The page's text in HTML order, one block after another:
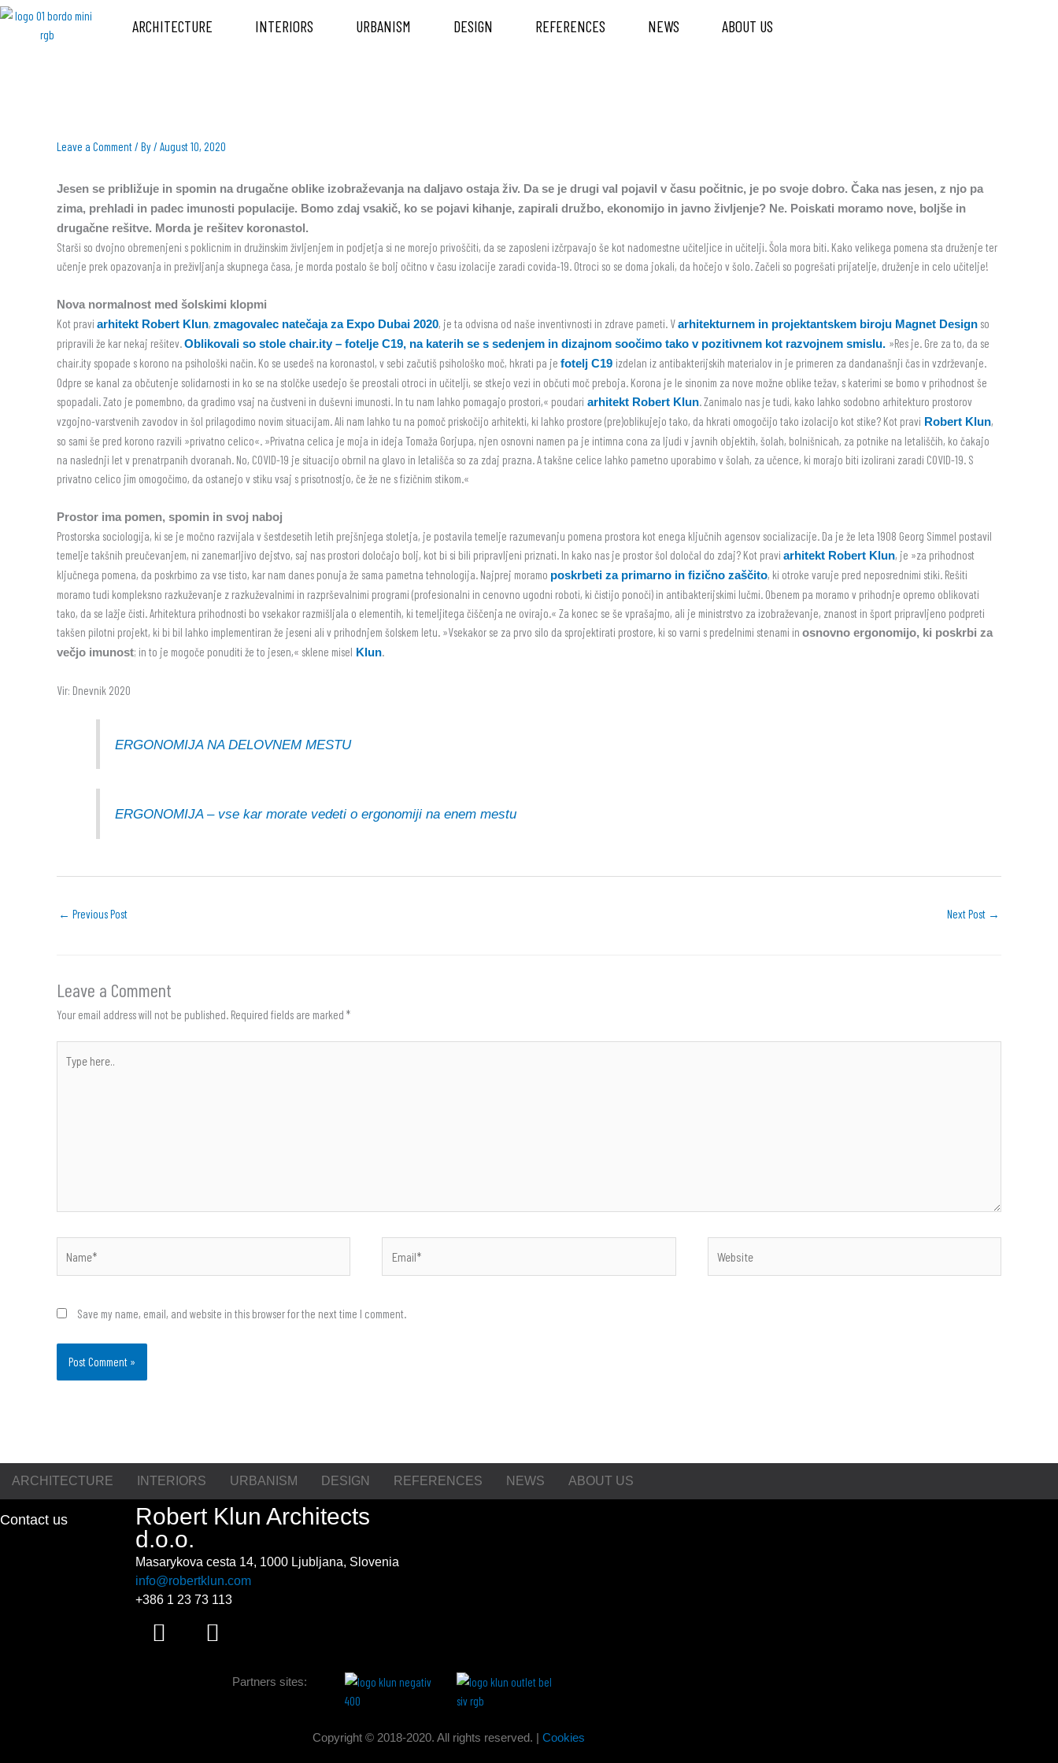
Skip
ARCHITECTURE INTERIORS URBANISM DESIGN REFERENCES NEWS ABOUT US
Leave a Comment/ By/ August 10, 2020
Jesen se približuje in spomin na drugačne oblike izobraževanja na daljavo ostaja živ. Da se je drugi val pojavil v času počitnic, je po svoje dobro. Čaka nas jesen, z njo pa
zima, prehladi in padec imunosti populacije. Bomo zdaj vsakič, ko se pojavi kihanje, zapirali družbo, ekonomijo in javno življenje? Ne. Poiskati moramo nove, boljše in
drugačne rešitve. Morda je rešitev koronastol.
Starši so dvojno obremenjeni s poklicnim in družinskim življenjem in podjetja si ne morejo privoščiti, da se zaposleni izčrpavajo še kot nadomestne učiteljice in učitelji. Šola mora biti. Kako velikega pomena sta druženje ter
učenje prek opazovanja in preživljanja skupnega časa, je morda postalo še bolj očitno v času izolacije zaradi covida-19. Otroci so se doma jokali, da hočejo v šolo. Začeli so pogrešati prijatelje, druženje in celo učitelje!
Nova normalnost med šolskimi klopmi
Kot pravi arhitekt Robert Klun, zmagovalec natečaja za Expo Dubai 2020, je ta odvisna od naše inventivnosti in zdrave pameti. Varhitekturnem in projektantskem biroju Magnet Design so
pripravili že kar nekaj rešitev.Oblikovali so stole chair.ity – fotelje C19, na katerih se s sedenjem in dizajnom soočimo tako v pozitivnem kot razvojnem smislu. »Res je. Gre za to, da se
chair.ity spopade s korono na psihološki način. Ko se usedeš na koronastol, v sebi začutiš psihološko moč, hkrati pa je fotelj C19 izdelan iz antibakterijskih materialov in je primeren za dandanašnji čas in vzdrževanje.
Odpre se kanal za občutenje solidarnosti in ko se na stolčke usedejo še preostali otroci in učitelji, se stkejo vezi in občuti moč preboja. Korona je le sinonim za nove možne oblike težav, s katerimi se bomo v prihodnost še
spopadali. Zato je pomembno, da gradimo vsaj na čustveni in duševni imunosti. In tu nam lahko pomagajo prostori,« poudari arhitekt Robert Klun. Zanimalo nas je tudi, kako lahko sodobno arhitekturo prostorov
vzgojno-varstvenih zavodov in šol prilagodimo novim situacijam. Ali nam lahko tu na pomoč priskočijo arhitekti, ki lahko prostore (pre)oblikujejo tako, da hkrati omogočijo tako izolacijo kot stike? Kot pravi Robert Klun,
so sami še pred korono razvili »privatno celico«. »Privatna celica je moja in ideja Tomaža Gorjupa, njen osnovni namen pa je intimna cona za ljudi v javnih objektih, šolah, bolnišnicah, za potnike na letališčih, ko čakajo
na naslednji let v prenatrpanih dvoranah. No, COVID-19 je situacijo obrnil na glavo in letališča so za zdaj prazna. A takšne celice lahko pametno uporabimo v šolah, za učence, ki morajo biti izolirani zaradi COVID-19. S
privatno celico jim omogočimo, da ostanejo v stiku vsaj s prisotnostjo, če že ne s fizičnim stikom.«
Prostor ima pomen, spomin in svoj naboj
Prostorska sociologija, ki se je močno razvijala v šestdesetih letih prejšnjega stoletja, je postavila temelje razumevanju pomena prostora kot enega ključnih agensov socializacije. Da je že leta 1908 Georg Simmel postavil
temelje takšnih preučevanjem, ni zanemarljivo dejstvo, saj nas prostori določajo bolj, kot bi si bili pripravljeni priznati. In kako nas je prostor šol določal do zdaj? Kot pravi arhitekt Robert Klun, je »za prihodnost
ključnega pomena, da poskrbimo za vse tisto, kar nam danes ponuja že sama pametna tehnologija. Najprej moramo poskrbeti za primarno in fizično zaščito, ki otroke varuje pred neposrednimi stiki. Rešiti
moramo tudi kompleksno razkuževanje z razkuževalnimi in razprševalnimi programi (profesionalni in cenovno ugodni roboti, ki čistijo ponoči) in antibakterijskimi lučmi. Obenem pa moramo v prihodnje opremo oblikovati
tako, da se lažje čisti. Arhitektura prihodnosti bo vsekakor razmišljala o elementih, ki temeljitega čiščenja ne ovirajo.« Za konec se še vprašajmo, ali je ministrstvo za izobraževanje, znanost in šport pripravljeno podpreti
takšen pilotni projekt, ki bi bil lahko implementiran že jeseni ali v prihodnjem šolskem letu. »Vsekakor se za prvo silo da sprojektirati prostore, ki so varni s predelnimi stenami in osnovno ergonomijo, ki poskrbi za
večjo imunost; in to je mogoče ponuditi že to jesen,« sklene misel Klun.
Vir: Dnevnik 2020
ERGONOMIJA NA DELOVNEM MESTU
ERGONOMIJA – vse kar morate vedeti o ergonomiji na enem mestu
← Previous Post Next Post →
Leave a Comment
Your email address will not be published. Required fields are marked *
here..
Save my name, email, and website in this browser for the next time I comment.
ARCHITECTURE INTERIORS URBANISM DESIGN REFERENCES NEWS ABOUT US
Contact us
Robert Klun Architects
d.o.o.
Masarykova cesta 14, 1000 Ljubljana, Slovenia
info@robertklun.com
+386 1 23 73 113
F
a
I
n
Partners sites:
Copyright © 2018-2020. All rights reserved. | Cookies